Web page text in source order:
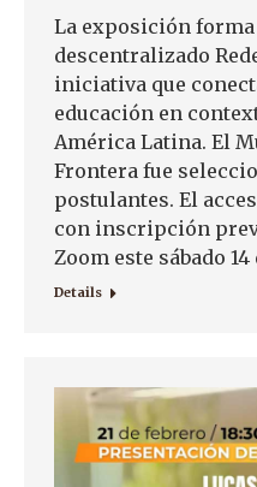
La exposición
descentralizado
iniciativa que
educación en
América Latina. El
Frontera fue
postulantes. El
con inscripción
Zoom este sábado 14
Details